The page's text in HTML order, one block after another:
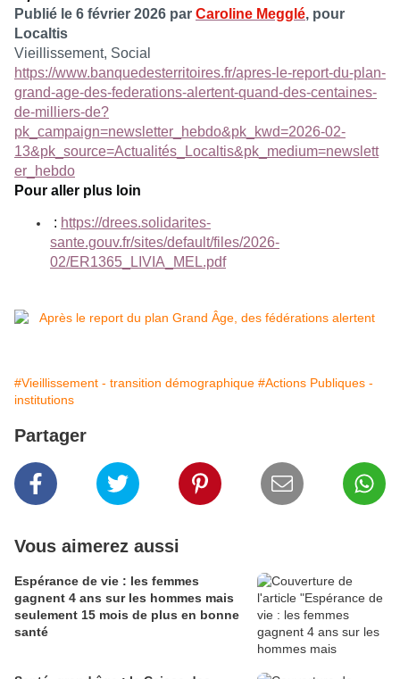
Publié le 6 février 2026 par Caroline Megglé, pour
Localtis
Vieillissement, Social
https://www.banquedesterritoires.fr/apres-le-report-du-plan-
grand-age-des-federations-alertent-quand-des-centaines-
de-milliers-de?
pk_campaign=newsletter_hebdo&pk_kwd=2026-02-
13&pk_source=Actualités_Localtis&pk_medium=newslett
er_hebdo
Pour aller plus loin
: https://drees.solidarites-
sante.gouv.fr/sites/default/files/2026-
02/ER1365_LIVIA_MEL.pdf
#Vieillissement - transition démographique #Actions Publiques -
institutions
Partager
Vous aimerez aussi
Espérance de vie : les femmes
gagnent 4 ans sur les hommes mais
seulement 15 mois de plus en bonne
santé